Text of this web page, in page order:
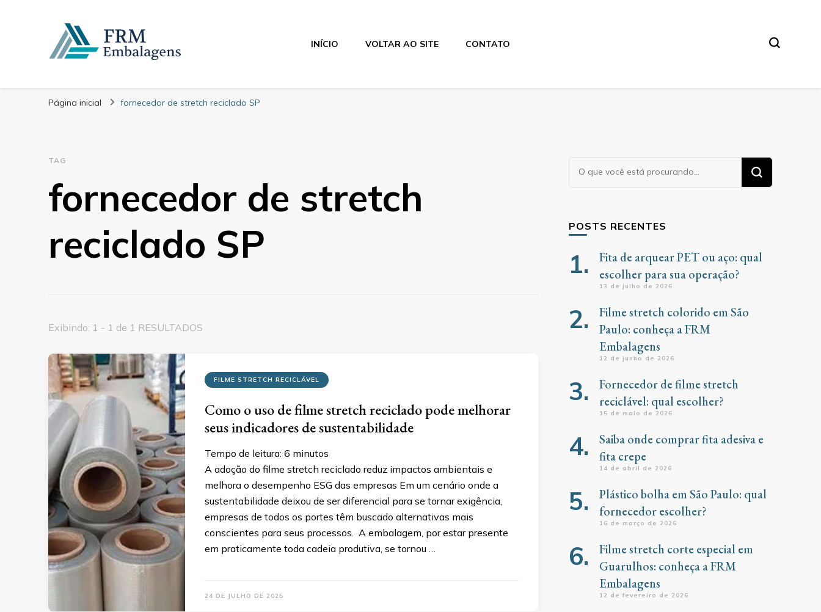
FRM Embalagens
INÍCIO VOLTAR AO SITE CONTATO
Página inicial fornecedor de stretch reciclado SP
TAG
fornecedor de stretch
reciclado SP
Exibindo: 1 - 1 de 1 RESULTADOS
FILME STRETCH RECICLÁVEL
Como o uso de filme stretch reciclado pode melhorar
seus indicadores de sustentabilidade
Tempo de leitura: 6 minutos
A adoção do filme stretch reciclado reduz impactos ambientais e
melhora o desempenho ESG das empresas Em um cenário onde a
sustentabilidade deixou de ser diferencial para se tornar exigência,
empresas de todos os portes têm buscado alternativas mais
conscientes para seus processos. A embalagem, por estar presente
em praticamente toda cadeia produtiva, se tornou …
24 DE JULHO DE 2025
Procurando
algo?
POSTS RECENTES
Fita de arquear PET ou aço: qual
escolher para sua operação?
13 de julho de 2026
Filme stretch colorido em São
Paulo: conheça a FRM
Embalagens
12 de junho de 2026
Fornecedor de filme stretch
reciclável: qual escolher?
15 de maio de 2026
Saiba onde comprar fita adesiva e
fita crepe
14 de abril de 2026
Plástico bolha em São Paulo: qual
fornecedor escolher?
16 de março de 2026
Filme stretch corte especial em
Guarulhos: conheça a FRM
Embalagens
12 de fevereiro de 2026